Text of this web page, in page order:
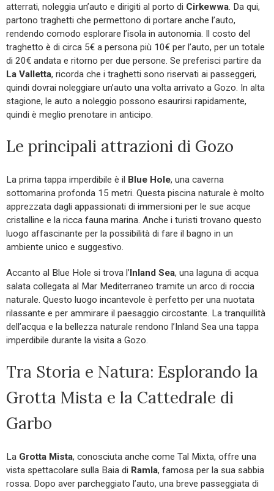
atterrati, noleggia un’auto e dirigiti al porto di Cirkewwa. Da qui,
partono traghetti che permettono di portare anche l’auto,
rendendo comodo esplorare l’isola in autonomia. Il costo del
traghetto è di circa 5€ a persona più 10€ per l’auto, per un totale
di 20€ andata e ritorno per due persone. Se preferisci partire da
La Valletta, ricorda che i traghetti sono riservati ai passeggeri,
quindi dovrai noleggiare un’auto una volta arrivato a Gozo. In alta
stagione, le auto a noleggio possono esaurirsi rapidamente,
quindi è meglio prenotare in anticipo.
Le principali attrazioni di Gozo
La prima tappa imperdibile è il Blue Hole, una caverna
sottomarina profonda 15 metri. Questa piscina naturale è molto
apprezzata dagli appassionati di immersioni per le sue acque
cristalline e la ricca fauna marina. Anche i turisti trovano questo
luogo affascinante per la possibilità di fare il bagno in un
ambiente unico e suggestivo.
Accanto al Blue Hole si trova l’ Inland Sea, una laguna di acqua
salata collegata al Mar Mediterraneo tramite un arco di roccia
naturale. Questo luogo incantevole è perfetto per una nuotata
rilassante e per ammirare il paesaggio circostante. La tranquillità
dell’acqua e la bellezza naturale rendono l’Inland Sea una tappa
imperdibile durante la visita a Gozo.
Tra Storia e Natura: Esplorando la
Grotta Mista e la Cattedrale di
Garbo
La Grotta Mista, conosciuta anche come Tal Mixta, offre una
vista spettacolare sulla Baia di Ramla, famosa per la sua sabbia
rossa. Dopo aver parcheggiato l’auto, una breve passeggiata di